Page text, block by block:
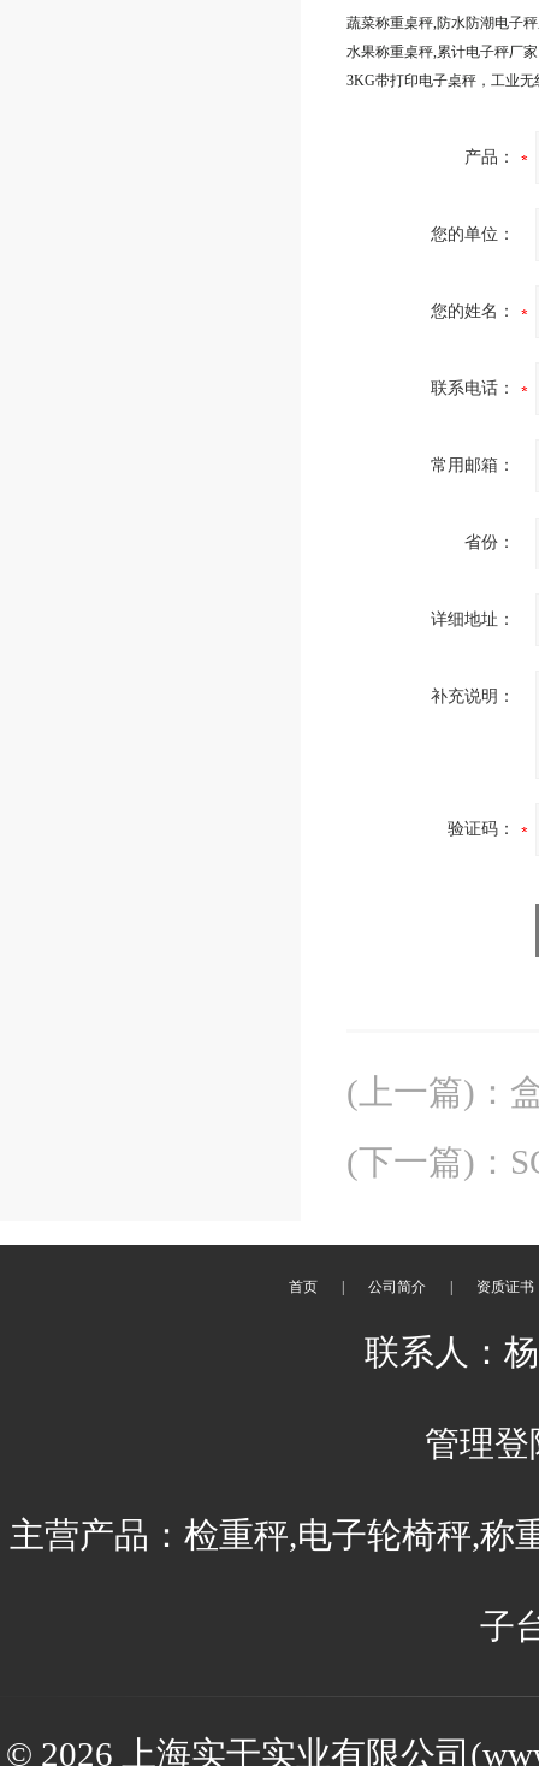
蔬菜称重桌秤,防水防潮电子
水果称重桌秤,累计电子秤厂家
3KG带打印电子桌秤，工业无
产品：
您的单位：
您的姓名：
联系电话：
常用邮箱：
省份：
详细地址：
补充说明：
验证码：
(上一篇) ：
(下一篇) ：
首页 公司简介 资质证书
联系人：
管理登
主营产品：检重秤,电子轮椅秤,称
子
© 2026 上海实干实业有限公司